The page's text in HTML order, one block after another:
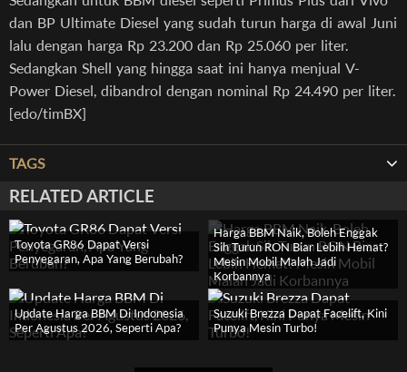
dan BP Ultimate Diesel yang sudah turun harga di awal Juni
lalu dengan harga Rp 23.200 dan Rp 25.060 per liter.
Sedangkan Shell yang hingga saat ini hanya menjual V-
Power Diesel, dibandrol dengan nominal Rp 24.490 per liter.
[edo/timBX]
TAGS
RELATED ARTICLE
Toyota GR86 Dapat Versi
Penyegaran, Apa Yang Berubah?
Harga BBM Naik, Boleh Enggak
Sih Turun RON Biar Lebih Hemat?
Mesin Mobil Malah Jadi
Korbannya
Update Harga BBM Di Indonesia
Per Agustus 2026, Seperti Apa?
Suzuki Brezza Dapat Facelift, Kini
Punya Mesin Turbo!